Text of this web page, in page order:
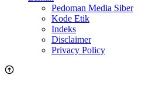
Pedoman Media Siber
Kode Etik
Indeks
Disclaimer
Privacy Policy